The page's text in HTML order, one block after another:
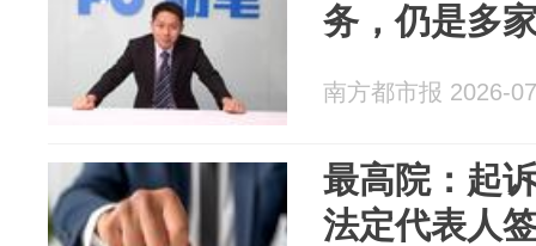
务，仍是多
南方都市报 2026-
最高院：起
法定代表人